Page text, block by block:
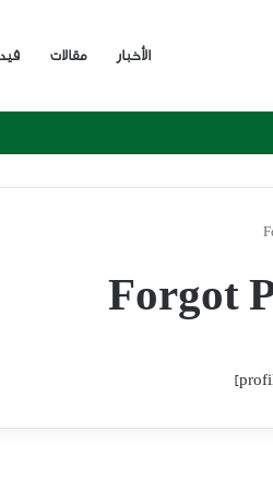
الأخبار مقالات
Forgot